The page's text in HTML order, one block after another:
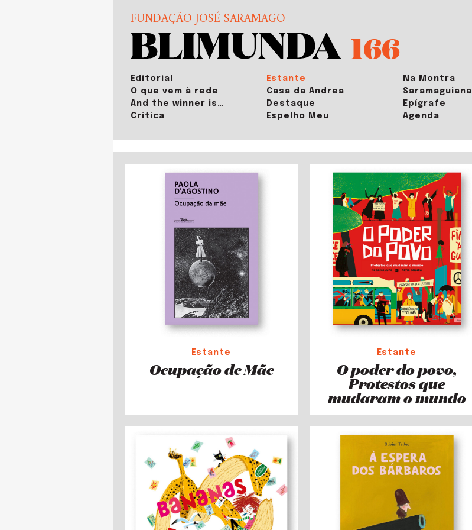
FUNDAÇÃO JOSÉ SARAMAGO
166
Editorial
O que vem à rede
And the winner is…
Crítica
Estante
Casa da Andrea
Destaque
Espelho Meu
Na Montra
Saramaguiana
Epígrafe
Agenda
Estante
Ocupação de Mãe
Estante
O poder do povo,
Protestos que
mudaram o mundo